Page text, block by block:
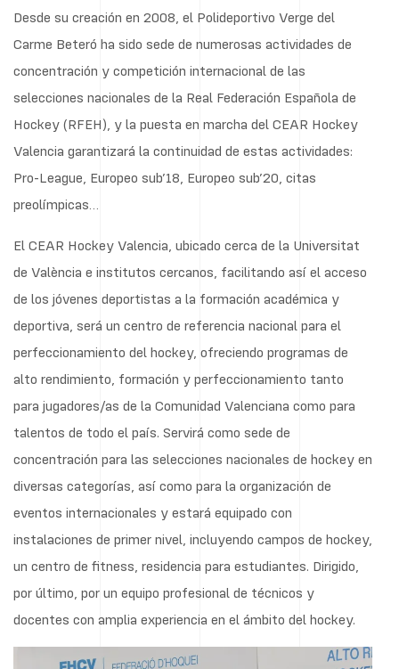
Desde su creación en 2008, el Polideportivo Verge del
Carme Beteró ha sido sede de numerosas actividades de
concentración y competición internacional de las
selecciones nacionales de la Real Federación Española de
Hockey (RFEH), y la puesta en marcha del CEAR Hockey
Valencia garantizará la continuidad de estas actividades:
Pro-League, Europeo sub’18, Europeo sub’20, citas
preolímpicas…
El CEAR Hockey Valencia, ubicado cerca de la Universitat
de València e institutos cercanos, facilitando así el acceso
de los jóvenes deportistas a la formación académica y
deportiva, será un centro de referencia nacional para el
perfeccionamiento del hockey, ofreciendo programas de
alto rendimiento, formación y perfeccionamiento tanto
para jugadores/as de la Comunidad Valenciana como para
talentos de todo el país. Servirá como sede de
concentración para las selecciones nacionales de hockey en
diversas categorías, así como para la organización de
eventos internacionales y estará equipado con
instalaciones de primer nivel, incluyendo campos de hockey,
un centro de fitness, residencia para estudiantes. Dirigido,
por último, por un equipo profesional de técnicos y
docentes con amplia experiencia en el ámbito del hockey.